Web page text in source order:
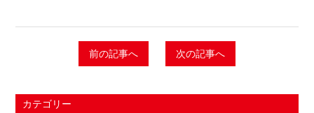
カテゴリー
前の記事へ 次の記事へ